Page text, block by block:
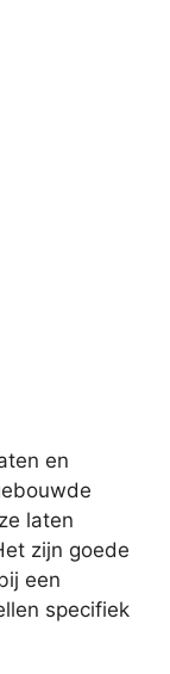
en
laten
zijn goede
een
specifiek